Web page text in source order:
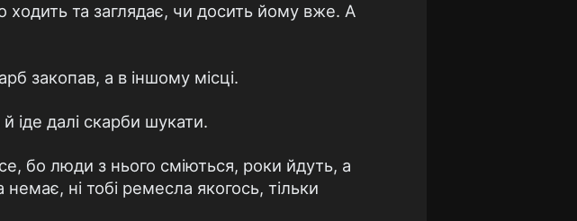
та заглядає, чи досить йому вже. А
закопав, а в іншому місці.
іде далі скарби шукати.
бо люди з нього сміються, роки йдуть, а
ні тобі ремесла якогось, тільки